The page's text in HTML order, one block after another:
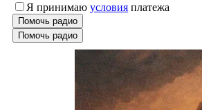
Я принимаю условия платежа
Помочь радио
Помочь радио